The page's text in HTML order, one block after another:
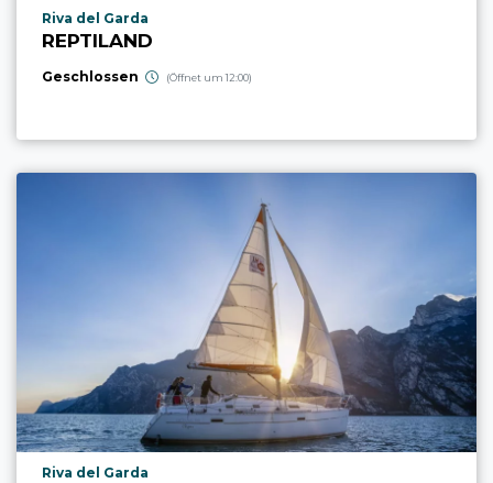
aria.poi_location_prefix
Riva del Garda
REPTILAND
Geschlossen (Öffnet um 12:00)
aria.poi_location_prefix
Riva del Garda